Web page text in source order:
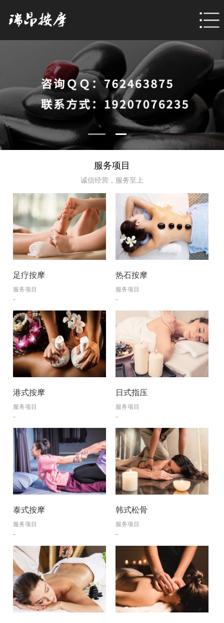
关于我们
新闻动态
服务项目
会所环境
联系我们
服务项目
诚信经营，服务至上
足疗按摩
服务项目
热石按摩
服务项目
港式按摩
服务项目
日式指压
服务项目
泰式按摩
服务项目
韩式松骨
服务项目